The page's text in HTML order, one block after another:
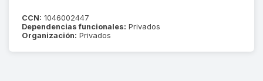
CCN: 1046002447
Dependencias funcionales: Privados
Organización: Privados